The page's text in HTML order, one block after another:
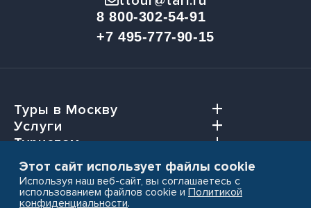
8 800-302-54-91
+7 495-777-90-15
Туры в Москву
Услуги
Туристам
Агентствам
Этот сайт использует файлы cookie
Используя наш веб-сайт, вы соглашаетесь с
использованием файлов cookie и Политикой
конфиденциальности.